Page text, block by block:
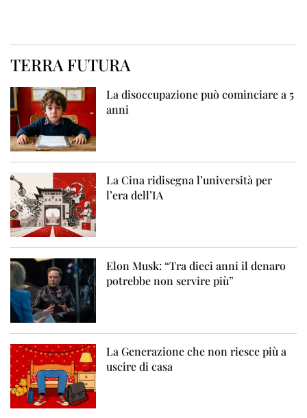
TERRA FUTURA
La disoccupazione può cominciare a 5
anni
La Cina ridisegna l’università per
l’era dell’IA
Elon Musk: “Tra dieci anni il denaro
potrebbe non servire più”
La Generazione che non riesce più a
uscire di casa